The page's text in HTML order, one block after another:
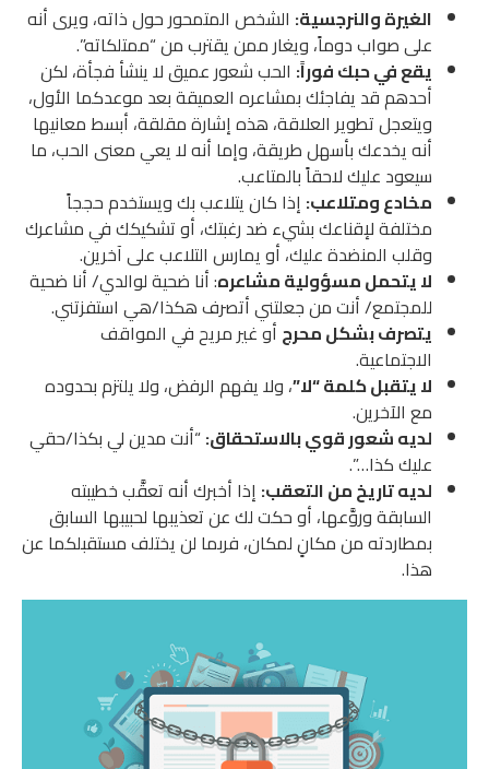
الغيرة والنرجسية: الشخص المتمحور حول ذاته، ويرى أنه
على صواب دوماً، ويغار ممن يقترب من “ممتلكاته”.
يقع في حبك فوراً: الحب شعور عميق لا ينشأ فجأة، لكن
أحدهم قد يفاجئك بمشاعره العميقة بعد موعدكما الأول،
ويتعجل تطوير العلاقة، هذه إشارة مقلقة، أبسط معانيها
أنه يخدعك بأسهل طريقة، وإما أنه لا يعي معنى الحب، ما
سيعود عليك لاحقاً بالمتاعب.
مخادع ومتلاعب: إذا كان يتلاعب بك ويستخدم حججاً
مختلفة لإقناعك بشيء ضد رغبتك، أو تشكيكك في مشاعرك
وقلب المنضدة عليك، أو يمارس التلاعب على آخرين.
لا يتحمل مسؤولية مشاعره: أنا ضحية لوالدي/ أنا ضحية
للمجتمع/ أنت من جعلتني أتصرف هكذا/هي استفزتني.
يتصرف بشكل محرج أو غير مريح في المواقف
الاجتماعية.
لا يتقبل كلمة “لا”، ولا يفهم الرفض، ولا يلتزم بحدوده
مع الآخرين.
لديه شعور قوي بالاستحقاق:“أنت مدين لي بكذا/حقي
عليك كذا…”.
لديه تاريخ من التعقب: إذا أخبرك أنه تعقَّب خطيبته
السابقة وروَّعها، أو حكت لك عن تعذيبها لحبيبها السابق
بمطاردته من مكانٍ لمكان، فربما لن يختلف مستقبلكما عن
هذا.